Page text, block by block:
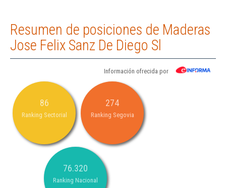
Resumen de posiciones de Maderas
Jose Felix Sanz De Diego Sl
Información ofrecida por
86
Ranking Sectorial
274
Ranking Segovia
76.320
Ranking Nacional